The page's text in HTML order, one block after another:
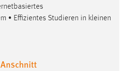
• Effizientes Studieren in kleinen